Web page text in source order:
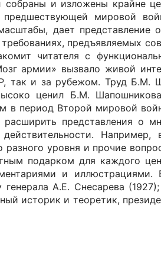
и изложены крайне
мировой
дает представление
предъявляемых
читателя с
армии» вызвало живой
так и за рубежом. Труд Б.М.
ценил Б.М.
в период Второй мировой
расширить представления о
уровня и прочие
подарком для каждого
и
А.Е. Снесарева
историк и теоретик,